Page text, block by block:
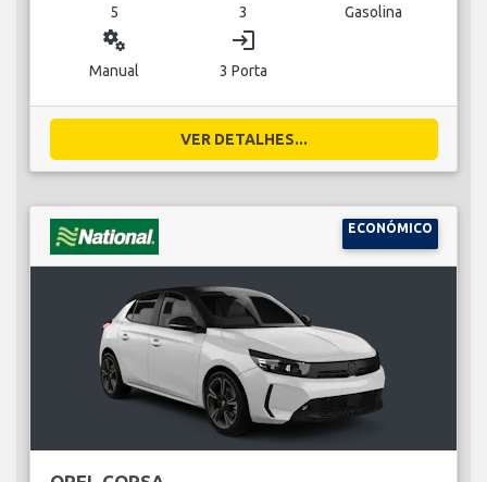
5 3 Gasolina
miscellaneous_services
Manual
login
3 Porta
VER DETALHES...
ECONÓMICO